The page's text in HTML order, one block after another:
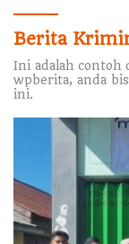
Berita
Ini adalah
wpberita, anda
ini.